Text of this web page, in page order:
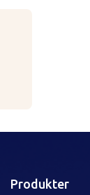
Produkter